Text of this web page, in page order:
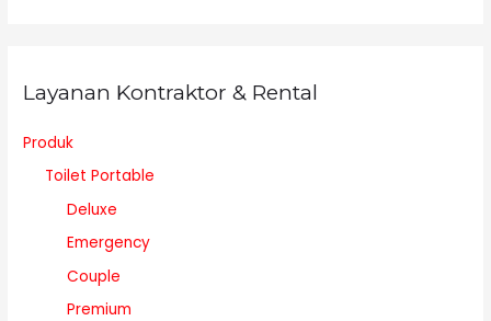
Layanan Kontraktor & Rental
Produk
Toilet Portable
Deluxe
Emergency
Couple
Premium